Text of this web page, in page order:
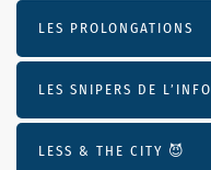
LES PROLONGATIONS
LES SNIPERS DE L’INFO
LESS & THE CITY 😈